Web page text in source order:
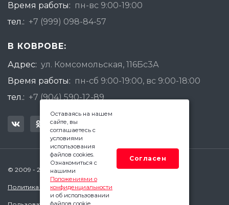
Время работы: пн-вс 9:00-19:00
тел.: +7 (999) 098-84-57
В КОВРОВЕ:
Адрес: ул. Комсомольская, 116Бс3А
Время работы: пн-сб 9:00-19:00, вс 9:00-18:00
тел.: +7 (904) 590-12-89
© 2009 - 2026 Квадратный Метр - Ковров
Политика конфиденциальности
Оставаясь на нашем
сайте, вы
соглашаетесь с
условиями
использования
файлов cookies.
Ознакомиться с
нашими
Положениями о
конфиденциальности
и об использовании
файлов cookie.
Согласен